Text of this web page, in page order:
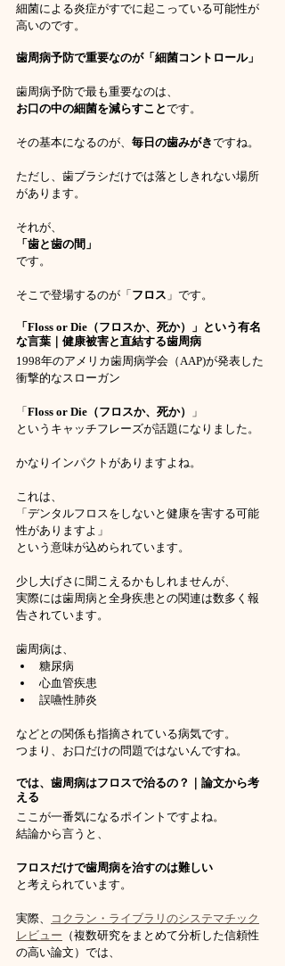
細菌による炎症がすでに起こっている可能性が
高いのです。
歯周病予防で重要なのが「細菌コントロール」
歯周病予防で最も重要なのは、
お口の中の細菌を減らすことです。
その基本になるのが、 毎日の歯みがきですね。
ただし、歯ブラシだけでは落としきれない場所
があります。
それが、
「歯と歯の間」
です。
そこで登場するのが「 フロス 」です。
「Floss or Die（フロスか、死か）」という有名
な言葉｜健康被害と直結する歯周病
1998年のアメリカ歯周病学会（AAP)が発表した
衝撃的なスローガン
「 Floss or Die（フロスか、死か）
」
というキャッチフレーズが話題になりました。
かなりインパクトがありますよね。
これは、
「デンタルフロスをしないと健康を害する可能
性がありますよ」
という意味が込められています。
少し大げさに聞こえるかもしれませんが、
実際には歯周病と全身疾患との関連は数多く報
告されています。
歯周病は、
糖尿病
心血管疾患
誤嚥性肺炎
などとの関係も指摘されている病気です。
つまり、お口だけの問題ではないんですね。
では、歯周病はフロスで治るの？｜論文から考
える
ここが一番気になるポイントですよね。
結論から言うと、
フロスだけで歯周病を治すのは難しい
と考えられています。
実際、
コクラン・ライブラリのシステマチック
レビュー （複数研究をまとめて分析した信頼性
の高い論文）では、